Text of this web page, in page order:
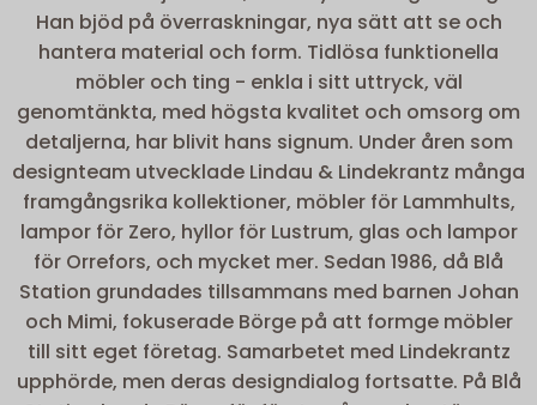
Han bjöd på överraskningar, nya sätt att se och
hantera material och form. Tidlösa funktionella
möbler och ting - enkla i sitt uttryck, väl
genomtänkta, med högsta kvalitet och omsorg om
detaljerna, har blivit hans signum. Under åren som
designteam utvecklade Lindau & Lindekrantz många
framgångsrika kollektioner, möbler för Lammhults,
lampor för Zero, hyllor för Lustrum, glas och lampor
för Orrefors, och mycket mer. Sedan 1986, då Blå
Station grundades tillsammans med barnen Johan
och Mimi, fokuserade Börge på att formge möbler
till sitt eget företag. Samarbetet med Lindekrantz
upphörde, men deras designdialog fortsatte. På Blå